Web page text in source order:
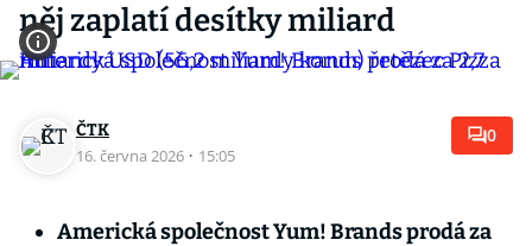
něj zaplatí desítky miliard
ČTK
16. června 2026 · 15:05
0
Americká společnost Yum! Brands prodá za